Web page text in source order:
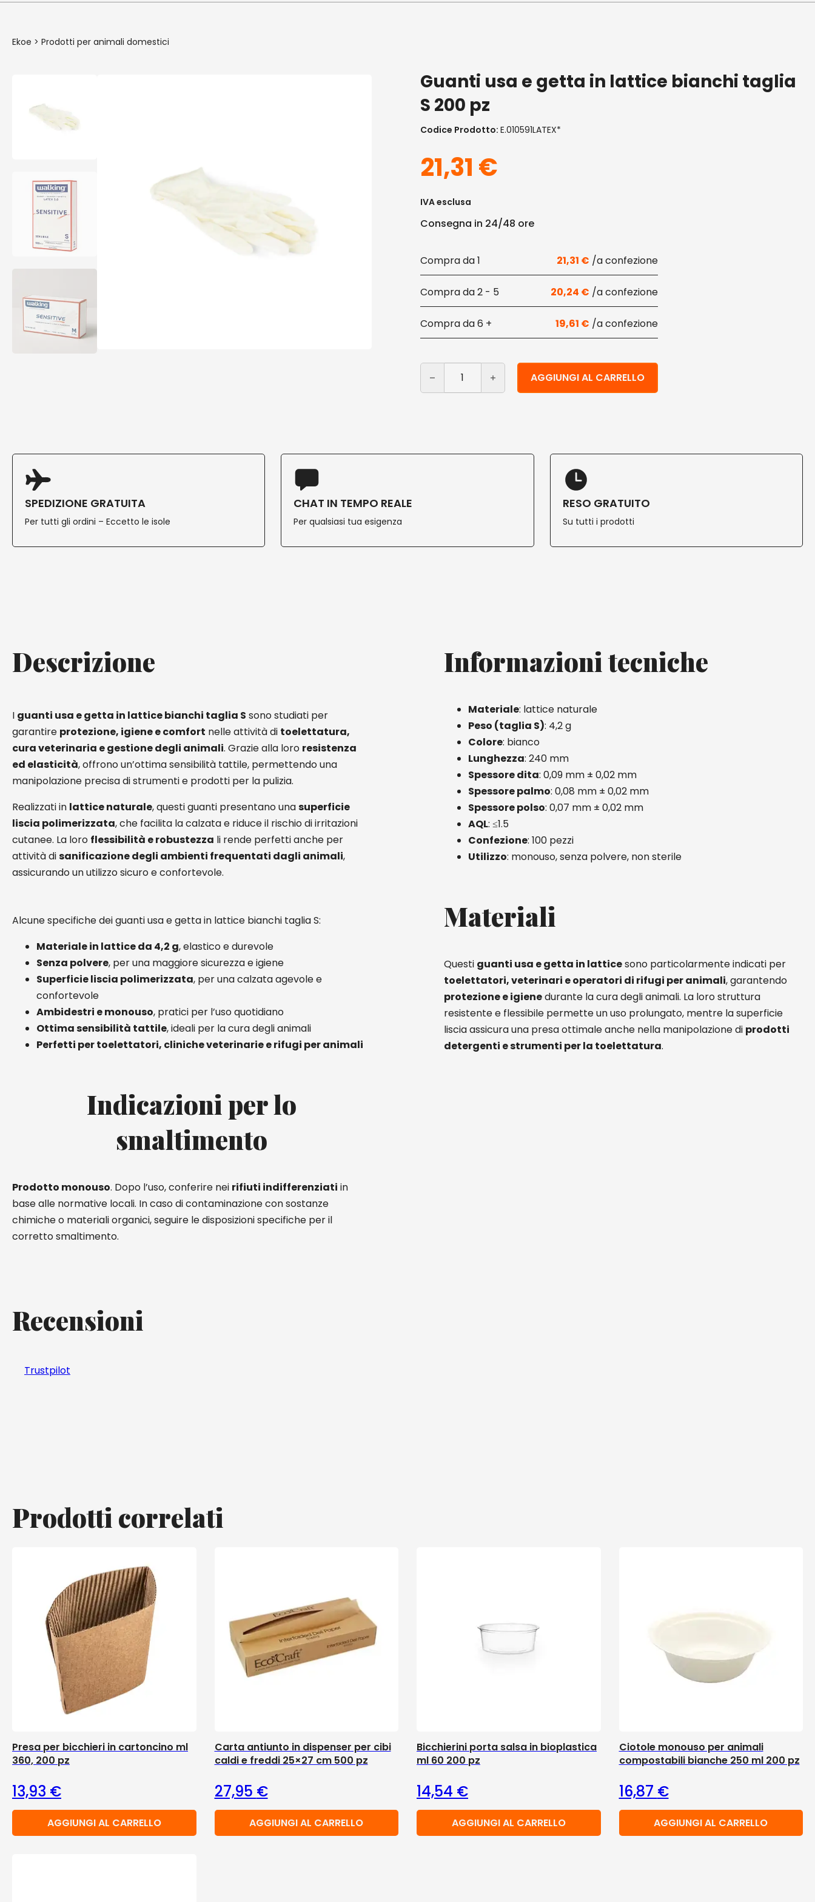
Ekoe > Prodotti per animali domestici
Guanti usa e getta in lattice bianchi taglia
S 200 pz
Codice Prodotto: E.010591LATEX*
21,31 €
IVA esclusa
Consegna in 24/48 ore
1 21,31 €
2 - 5 20,24 €
6 + 19,61 €
Guanti usa e getta in lattice bianchi taglia S 200 pz quantità
AGGIUNGI AL CARRELLO
Alternative:
SPEDIZIONE GRATUITA
Per tutti gli ordini – Eccetto le isole
CHAT IN TEMPO REALE
Per qualsiasi tua esigenza
RESO GRATUITO
Su tutti i prodotti
Descrizione
I guanti usa e getta in lattice bianchi taglia S sono studiati per
garantire protezione, igiene e comfort nelle attività di toelettatura,
cura veterinaria e gestione degli animali. Grazie alla loro resistenza
ed elasticità, offrono un’ottima sensibilità tattile, permettendo una
manipolazione precisa di strumenti e prodotti per la pulizia.
Realizzati in lattice naturale, questi guanti presentano unasuperficie
liscia polimerizzata, che facilita la calzata e riduce il rischio di irritazioni
cutanee. La loro flessibilità e robustezza li rende perfetti anche per
attività disanificazione degli ambienti frequentati dagli animali,
assicurando un utilizzo sicuro e confortevole.
Alcune specifiche dei guanti usa e getta in lattice bianchi taglia S:
Materiale in lattice da 4,2 g, elastico e durevole
Senza polvere, per una maggiore sicurezza e igiene
Superficie liscia polimerizzata, per una calzata agevole e
confortevole
Ambidestri e monouso, pratici per l’uso quotidiano
Ottima sensibilità tattile, ideali per la cura degli animali
Perfetti per toelettatori, cliniche veterinarie e rifugi per animali
Indicazioni per lo
smaltimento
Prodotto monouso. Dopo l’uso, conferire nei rifiuti indifferenziati in
base alle normative locali. In caso di contaminazione con sostanze
chimiche o materiali organici, seguire le disposizioni specifiche per il
corretto smaltimento.
Informazioni tecniche
Materiale: lattice naturale
Peso (taglia S): 4,2 g
Colore: bianco
Lunghezza: 240 mm
Spessore dita: 0,09 mm ± 0,02 mm
Spessore palmo: 0,08 mm ± 0,02 mm
Spessore polso: 0,07 mm ± 0,02 mm
AQL: ≤1.5
Confezione: 100 pezzi
Utilizzo: monouso, senza polvere, non sterile
Materiali
Questi guanti usa e getta in latticesono particolarmente indicati per
toelettatori, veterinari e operatori di rifugi per animali, garantendo
protezione e igienedurante la cura degli animali. La loro struttura
resistente e flessibile permette un uso prolungato, mentre la superficie
liscia assicura una presa ottimale anche nella manipolazione di prodotti
detergenti e strumenti per la toelettatura.
Recensioni
Trustpilot
Prodotti correlati
Presa per bicchieri in cartoncino ml
360, 200 pz
13,93 €
AGGIUNGI AL CARRELLO
Carta antiunto in dispenser per cibi
caldi e freddi 25×27 cm 500 pz
27,95 €
AGGIUNGI AL CARRELLO
Bicchierini porta salsa in bioplastica
ml 60 200 pz
14,54 €
AGGIUNGI AL CARRELLO
Ciotole monouso per animali
compostabili bianche 250 ml 200 pz
16,87 €
AGGIUNGI AL CARRELLO